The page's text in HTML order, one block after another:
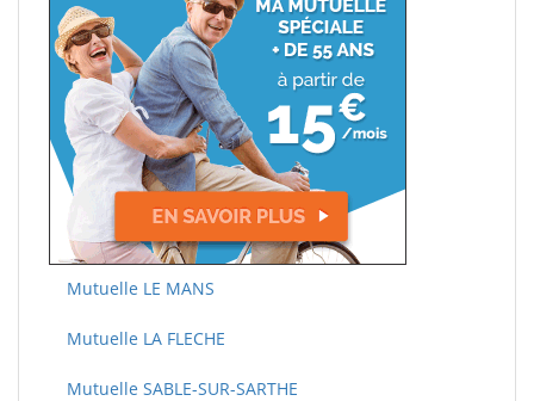
Mutuelle LE MANS
Mutuelle LA FLECHE
Mutuelle SABLE-SUR-SARTHE